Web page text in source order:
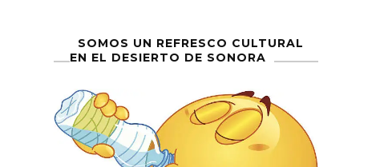
SOMOS UN REFRESCO CULTURAL
EN EL DESIERTO DE SONORA